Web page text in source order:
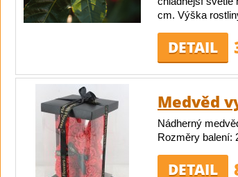
cm. Výška
DETAIL
Medvěd
Nádherný
Rozměry balení:
DETAIL